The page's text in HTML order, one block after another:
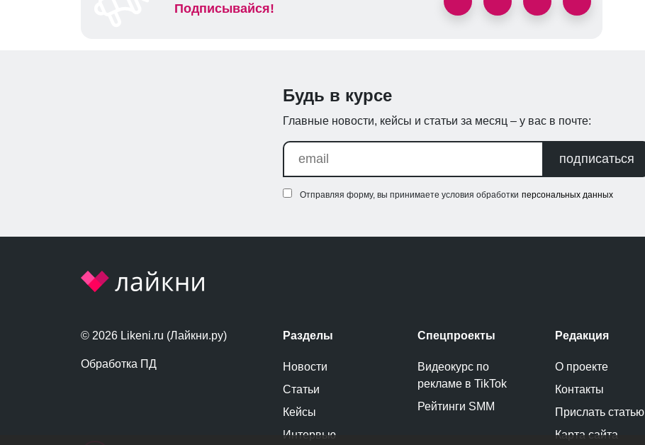
Подписывайся!
Будь в курсе
Главные новости, кейсы и статьи за месяц – у вас в почте:
подписаться
Отправляя форму, вы принимаете условия обработки персональных данных
© 2026 Likeni.ru (Лайкни.ру)
Обработка ПД
Разделы
Новости
Статьи
Кейсы
Интервью
Спецпроекты
Видеокурс по
рекламе в TikTok
Рейтинги SMM
Редакция
О проекте
Контакты
Прислать статью
Карта сайта